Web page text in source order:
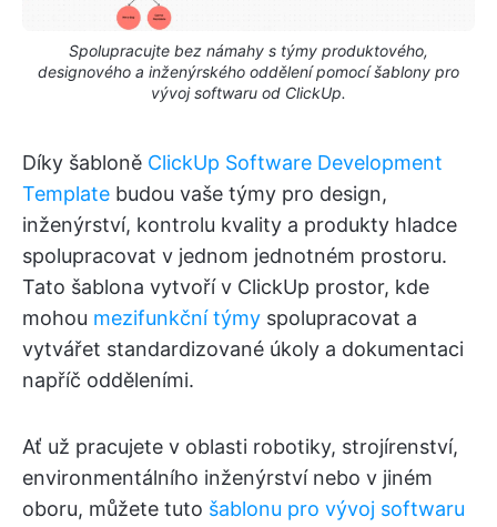
Spolupracujte bez námahy s týmy produktového,
designového a inženýrského oddělení pomocí šablony pro
vývoj softwaru od ClickUp.
Díky šabloně ClickUp Software Development
Template budou vaše týmy pro design,
inženýrství, kontrolu kvality a produkty hladce
spolupracovat v jednom jednotném prostoru.
Tato šablona vytvoří v ClickUp prostor, kde
mohou mezifunkční týmy spolupracovat a
vytvářet standardizované úkoly a dokumentaci
napříč odděleními.
Ať už pracujete v oblasti robotiky, strojírenství,
environmentálního inženýrství nebo v jiném
oboru, můžete tuto šablonu pro vývoj softwaru